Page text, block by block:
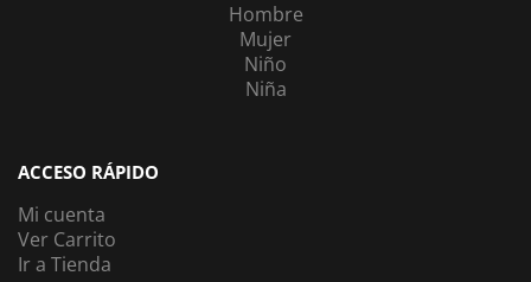
Hombre
Mujer
Niño
Niña
ACCESO RÁPIDO
Mi cuenta
Ver Carrito
Ir a Tienda